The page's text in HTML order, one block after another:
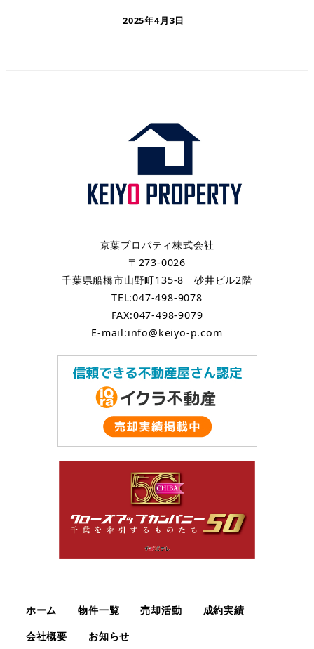
2025年4月3日
京葉プロパティ株式会社
〒273-0026
千葉県船橋市山野町135-8 砂井ビル2階
TEL:047-498-9078
FAX:047-498-9079
E-mail:info@keiyo-p.com
ホーム 物件一覧 売却活動
成約実績
会社概要
お知らせ